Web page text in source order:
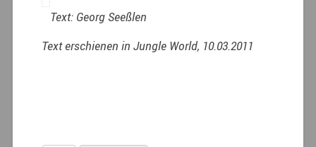
Text: Georg Seeßlen
Text erschienen in Jungle World, 10.03.2011